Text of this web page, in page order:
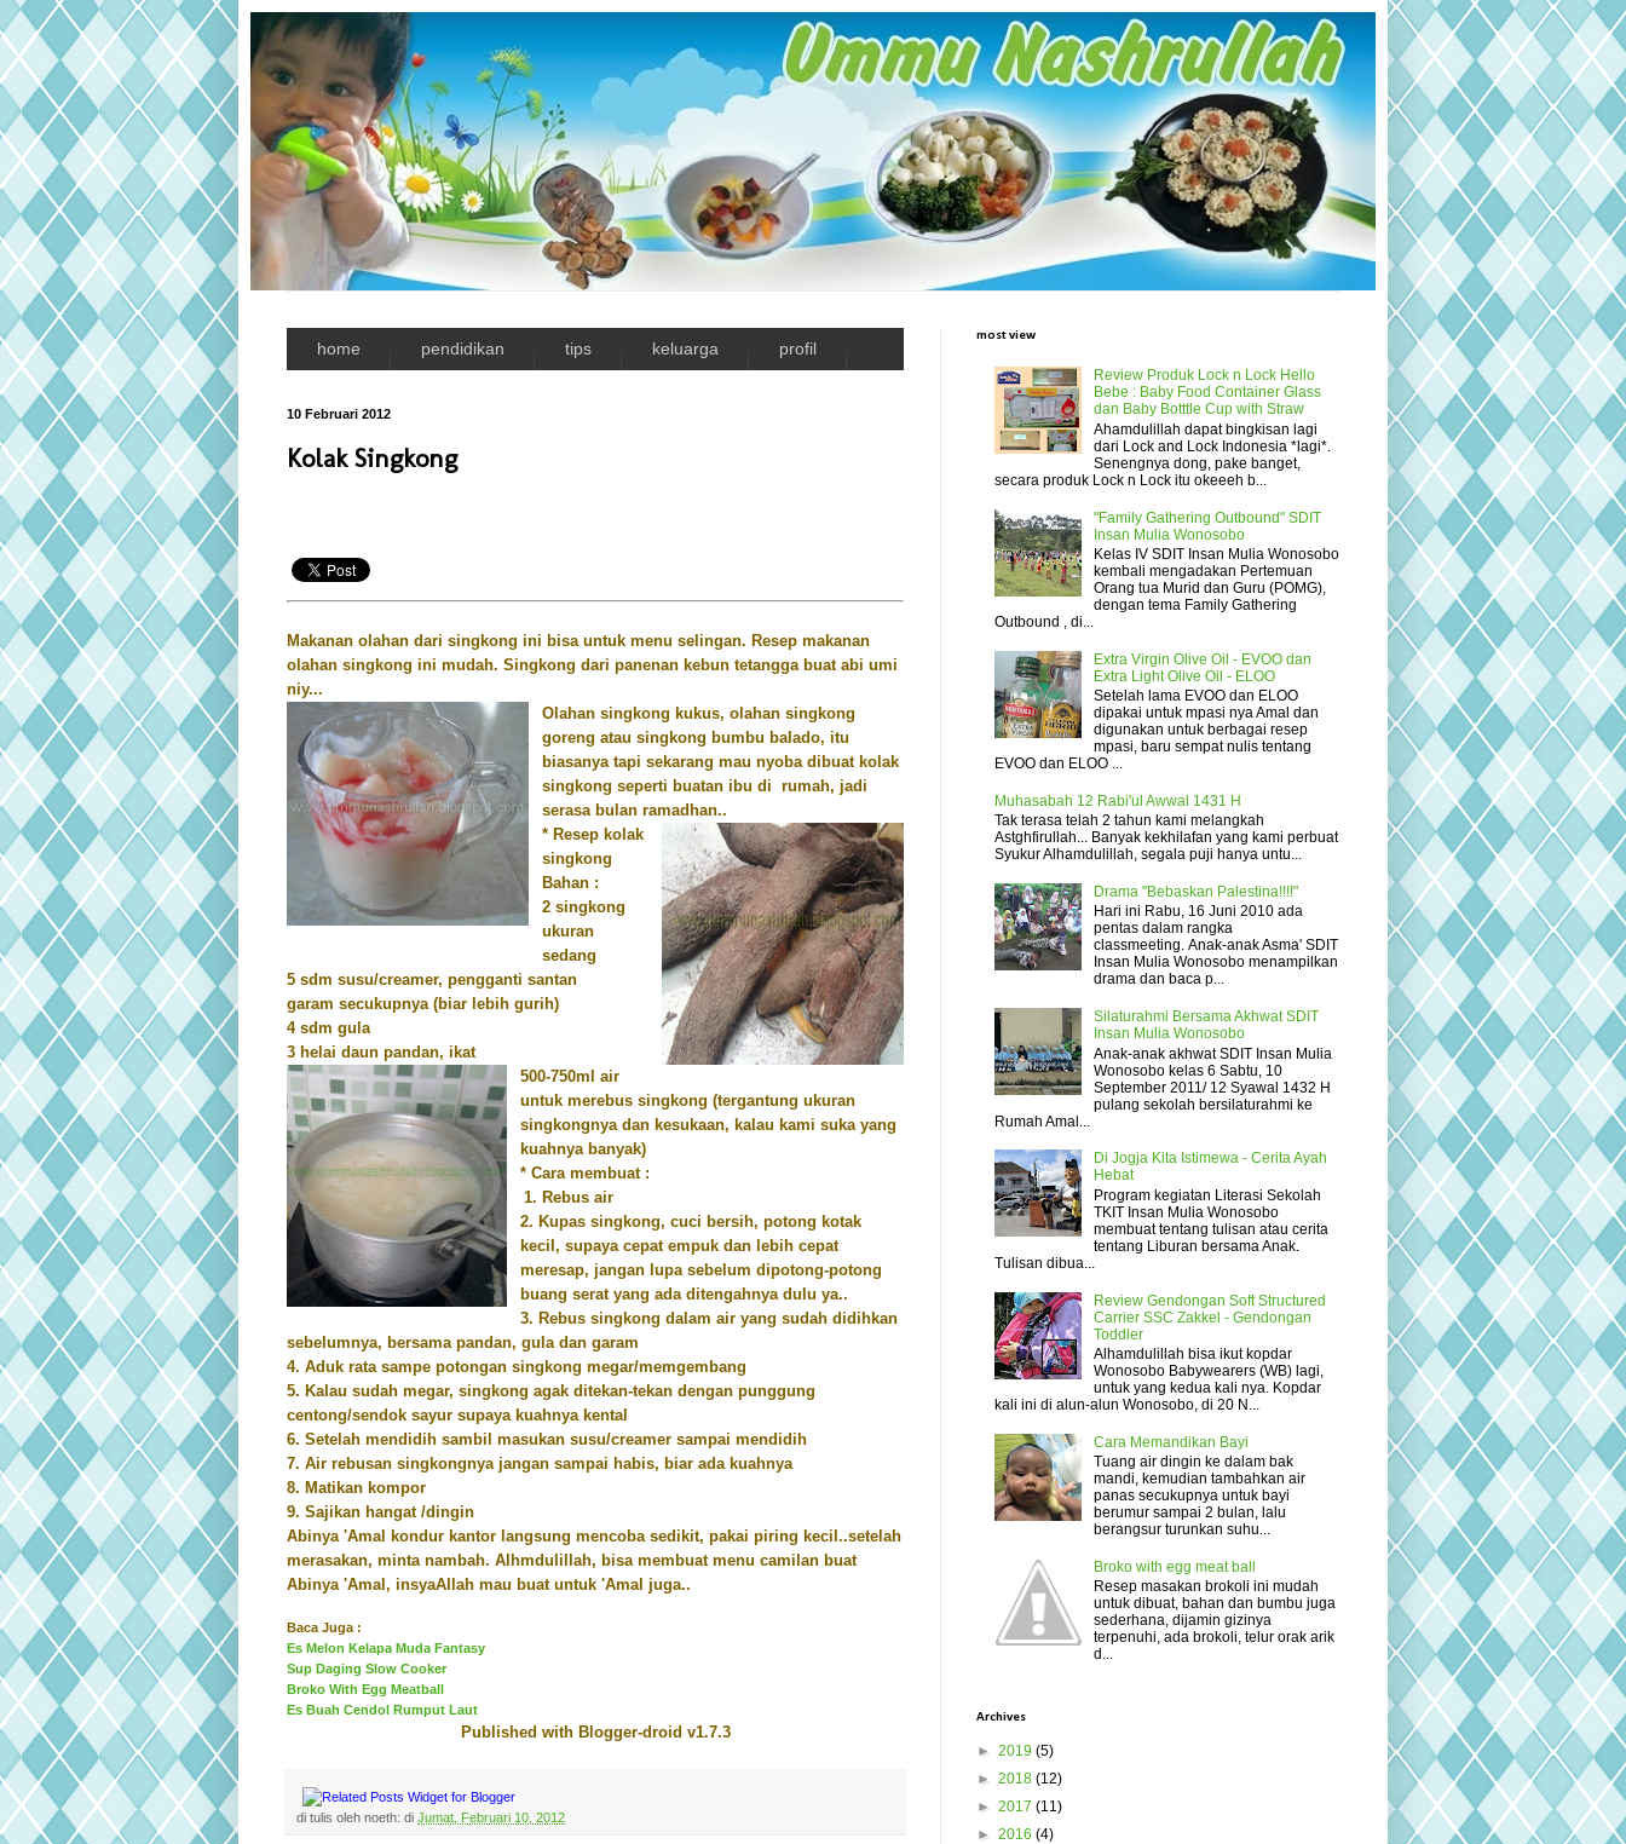
home pendidikan tips keluarga profil
10 Februari 2012
Kolak Singkong
Makanan olahan dari singkong ini bisa untuk menu selingan. Resep makanan
olahan singkong ini mudah. Singkong dari panenan kebun tetangga buat abi umi
niy...
Olahan singkong kukus, olahan singkong
goreng atau singkong bumbu balado, itu
biasanya tapi sekarang mau nyoba dibuat kolak
singkong seperti buatan ibu di rumah, jadi
serasa bulan ramadhan..
* Resep kolak
singkong
Bahan :
2 singkong
ukuran
sedang
5 sdm susu/creamer, pengganti santan
garam secukupnya (biar lebih gurih)
4 sdm gula
3 helai daun pandan, ikat
500-750ml air
untuk merebus singkong (tergantung ukuran
singkongnya dan kesukaan, kalau kami suka yang
kuahnya banyak)
* Cara membuat :
1. Rebus air
2. Kupas singkong, cuci bersih, potong kotak
kecil, supaya cepat empuk dan lebih cepat
meresap, jangan lupa sebelum dipotong-potong
buang serat yang ada ditengahnya dulu ya..
3. Rebus singkong dalam air yang sudah didihkan
sebelumnya, bersama pandan, gula dan garam
4. Aduk rata sampe potongan singkong megar/memgembang
5. Kalau sudah megar, singkong agak ditekan-tekan dengan punggung
centong/sendok sayur supaya kuahnya kental
6. Setelah mendidih sambil masukan susu/creamer sampai mendidih
7. Air rebusan singkongnya jangan sampai habis, biar ada kuahnya
8. Matikan kompor
9. Sajikan hangat /dingin
Abinya 'Amal kondur kantor langsung mencoba sedikit, pakai piring kecil..setelah
merasakan, minta nambah. Alhmdulillah, bisa membuat menu camilan buat
Abinya 'Amal, insyaAllah mau buat untuk 'Amal juga..
Baca Juga :
Es Melon Kelapa Muda Fantasy
Sup Daging Slow Cooker
Broko With Egg Meatball
Es Buah Cendol Rumput Laut
Published with Blogger-droid v1.7.3
di tulis oleh noeth: di Jumat, Februari 10, 2012
most view
Review Produk Lock n Lock Hello
Bebe : Baby Food Container Glass
dan Baby Botttle Cup with Straw
Ahamdulillah dapat bingkisan lagi
dari Lock and Lock Indonesia *lagi*.
Senengnya dong, pake banget,
secara produk Lock n Lock itu okeeeh b...
"Family Gathering Outbound" SDIT
Insan Mulia Wonosobo
Kelas IV SDIT Insan Mulia Wonosobo
kembali mengadakan Pertemuan
Orang tua Murid dan Guru (POMG),
dengan tema Family Gathering
Outbound , di...
Extra Virgin Olive Oil - EVOO dan
Extra Light Olive Oil - ELOO
Setelah lama EVOO dan ELOO
dipakai untuk mpasi nya Amal dan
digunakan untuk berbagai resep
mpasi, baru sempat nulis tentang
EVOO dan ELOO ...
Muhasabah 12 Rabi'ul Awwal 1431 H
Tak terasa telah 2 tahun kami melangkah
Astghfirullah... Banyak kekhilafan yang kami perbuat
Syukur Alhamdulillah, segala puji hanya untu...
Drama "Bebaskan Palestina!!!!"
Hari ini Rabu, 16 Juni 2010 ada
pentas dalam rangka
classmeeting. Anak-anak Asma' SDIT
Insan Mulia Wonosobo menampilkan
drama dan baca p...
Silaturahmi Bersama Akhwat SDIT
Insan Mulia Wonosobo
Anak-anak akhwat SDIT Insan Mulia
Wonosobo kelas 6 Sabtu, 10
September 2011/ 12 Syawal 1432 H
pulang sekolah bersilaturahmi ke
Rumah Amal...
Di Jogja Kita Istimewa - Cerita Ayah
Hebat
Program kegiatan Literasi Sekolah
TKIT Insan Mulia Wonosobo
membuat tentang tulisan atau cerita
tentang Liburan bersama Anak.
Tulisan dibua...
Review Gendongan Soft Structured
Carrier SSC Zakkel - Gendongan
Toddler
Alhamdulillah bisa ikut kopdar
Wonosobo Babywearers (WB) lagi,
untuk yang kedua kali nya. Kopdar
kali ini di alun-alun Wonosobo, di 20 N...
Cara Memandikan Bayi
Tuang air dingin ke dalam bak
mandi, kemudian tambahkan air
panas secukupnya untuk bayi
berumur sampai 2 bulan, lalu
berangsur turunkan suhu...
Broko with egg meat ball
Resep masakan brokoli ini mudah
untuk dibuat, bahan dan bumbu juga
sederhana, dijamin gizinya
terpenuhi, ada brokoli, telur orak arik
d...
Archives
► 2019 (5)
► 2018 (12)
► 2017 (11)
► 2016 (4)